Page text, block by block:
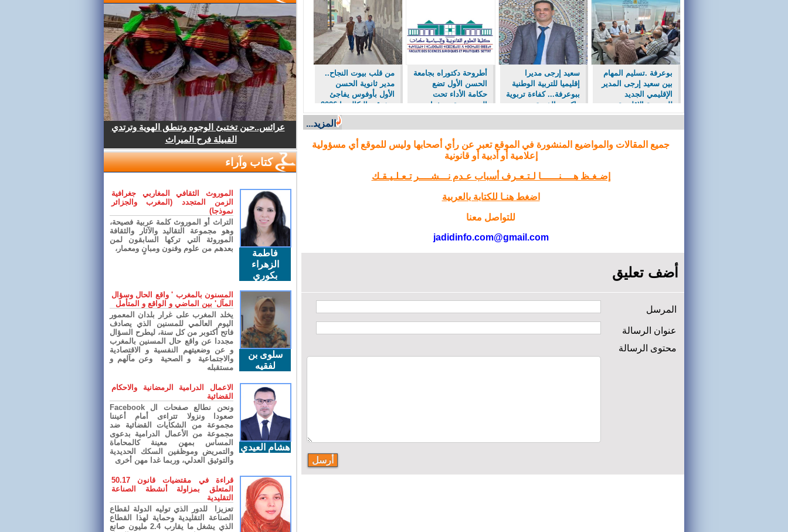
بوعرفة .تسليم المهام
بين سعيد إرجى المدير
الإقليمي الجديد
للمديرية الإقليمية
للتربية وبين المكلف
سعيد إرجى مديرا
إقليميا للتربية الوطنية
ببوعرفة... كفاءة تربوية
راكمت الخبرة من
القسم إلى قيادة
أطروحة دكتوراه بجامعة
الحسن الأول تضع
حكامة الأداء تحت
المجهر وتقترح ثماني
توصيات لتطوير
من قلب بيوت النجاح..
مدير ثانوية الحسن
الأول بأوفوس يفاجئ
متفوقي البكالوريا 2026
بحواسب محمولة
المزيد...
جميع المقالات والمواضيع المنشورة في الموقع تعبر عن رأي أصحابها وليس للموقع أي مسؤولية
إعلامية أو أدبية أو قانونية
إضـغـظ هــــنــــــا لـتـعـرف أسباب عـدم نـــشــــر تـعـلـيـقـك
اضغط هنـا للكتابة بالعربية
للتواصل معنا
jadidinfo.com@gmail.com
أضف تعليق
المرسل
عنوان الرسالة
محتوى الرسالة
عرائس..حين تختبئ الوجوه وتنطق الهوية وترتدي
القبيلة فرح الميراث
كتاب وآراء
فاطمة
الزهراء
بكوري
الموروث الثقافي المغاربي جغرافية
الزمن المتجدد (المغرب والجزائر
نموذجا)
التراث أو الموروث كلمة عربية فصيحة،
وهو مجموعة التقاليد والآثار والثقافة
الموروثة التي تركها السابقون لمن
بعدهم من علوم وفنون ومبانٍ ومعمار،
سلوى بن
لفقيه
المسنون بالمغرب ' واقع الحال وسؤال
المآل' بين الماضي و الواقع و المتأمل
يخلد المغرب على غرار بلدان المعمور
اليوم العالمي للمسنين الذي يصادف
فاتح أكتوبر من كل سنة، ليطرح السؤال
مجددا عن واقع حال المسنين بالمغرب
و عن وضعيتهم النفسية و الاقتصادية
والاجتماعية و الصحية وعن مآلهم و
مستقبله
هشام العيدي
الاعمال الدرامية الرمضانية والاحكام
القضائية
ونحن نطالع صفحات ال Facebook
صعودا ونزولا تتراءى أمام أعيننا
مجموعة من الشكايات القضائية ضد
مجموعة من الأعمال الدرامية بدعوى
المساس بمهن معينة كالمحاماة
والتمريض وموظفين السكك الحديدية
والتوثيق العدلي، وربما غدا مهن أخرى
قراءة في مقتضيات قانون 50.17
المتعلق بمزاولة أنشطة الصناعة
التقليدية
تعزيزا للدور الذي توليه الدولة لقطاع
الصناعة التقليدية وحماية لهذا القطاع
الذي يشغل ما يقارب 2.4 مليون صانع